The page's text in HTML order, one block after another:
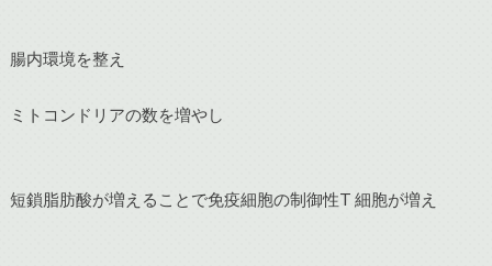
腸内環境を整え
ミトコンドリアの数を増やし
短鎖脂肪酸が増えることで免疫細胞の制御性T 細胞が増え